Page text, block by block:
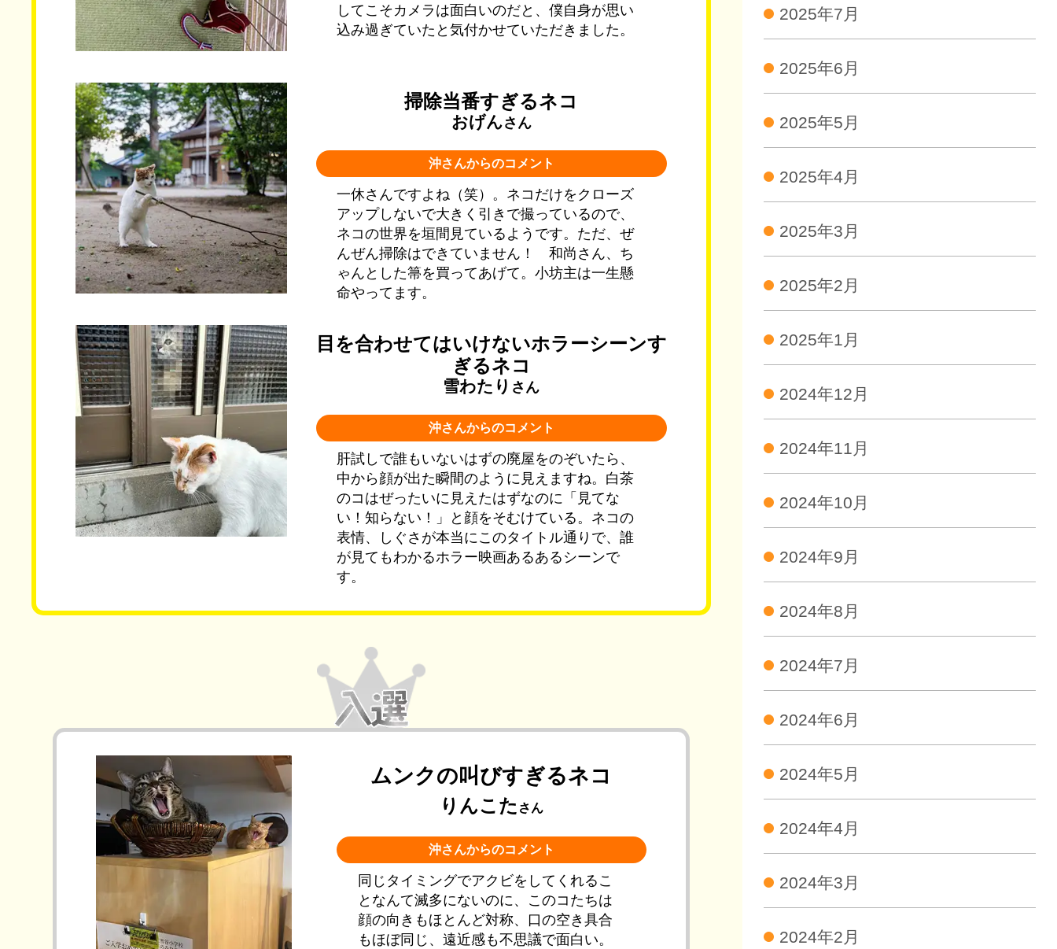
してこそカメラは面白いのだと、僕自身が思い
込み過ぎていたと気付かせていただきました。
掃除当番すぎるネコ
おげんさん
沖さんからのコメント
一休さんですよね（笑）。ネコだけをクローズ
アップしないで大きく引きで撮っているので、
ネコの世界を垣間見ているようです。ただ、ぜ
んぜん掃除はできていません！ 和尚さん、ち
ゃんとした箒を買ってあげて。小坊主は一生懸
命やってます。
目を合わせてはいけないホラーシーンす
ぎるネコ
雪わたり さん
沖さんからのコメント
肝試しで誰もいないはずの廃屋をのぞいたら、
中から顔が出た瞬間のように見えますね。白茶
のコはぜったいに見えたはずなのに「見てな
い！知らない！」と顔をそむけている。ネコの
表情、しぐさが本当にこのタイトル通りで、誰
が見てもわかるホラー映画あるあるシーンで
す。
ムンクの叫びすぎるネコ
りんこた さん
沖さんからのコメント
同じタイミングでアクビをしてくれるこ
となんて滅多にないのに、このコたちは
顔の向きもほとんど対称、口の空き具合
もほぼ同じ、遠近感も不思議で面白い。
2025年7月
2025年6月
2025年5月
2025年4月
2025年3月
2025年2月
2025年1月
2024年12月
2024年11月
2024年10月
2024年9月
2024年8月
2024年7月
2024年6月
2024年5月
2024年4月
2024年3月
2024年2月